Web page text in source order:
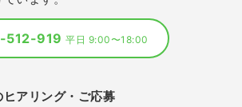
512-919平日 9:00〜18:00
アリング・ご応募